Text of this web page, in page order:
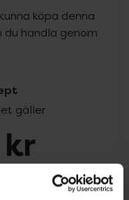
köpa denna
du handla genom
gäller
kr